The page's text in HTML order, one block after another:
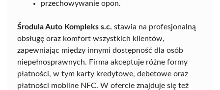
przechowywanie opon.
Środula Auto Kompleks s.c. stawia na profesjonalną
obsługę oraz komfort wszystkich klientów,
zapewniając między innymi dostępność dla osób
niepełnosprawnych. Firma akceptuje różne formy
płatności, w tym karty kredytowe, debetowe oraz
płatności mobilne NFC. W ofercie znajduje się też